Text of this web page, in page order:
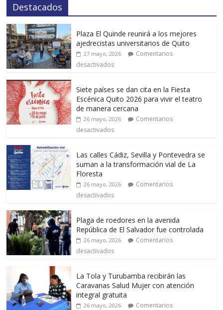
Destacados
Plaza El Quinde reunirá a los mejores
ajedrecistas universitarios de Quito
27 mayo, 2026
Comentarios
desactivados
Siete países se dan cita en la Fiesta
Escénica Quito 2026 para vivir el teatro
de manera cercana
26 mayo, 2026
Comentarios
desactivados
Las calles Cádiz, Sevilla y Pontevedra se
suman a la transformación vial de La
Floresta
26 mayo, 2026
Comentarios
desactivados
Plaga de roedores en la avenida
República de El Salvador fue controlada
26 mayo, 2026
Comentarios
desactivados
La Tola y Turubamba recibirán las
Caravanas Salud Mujer con atención
integral gratuita
26 mayo, 2026
Comentarios